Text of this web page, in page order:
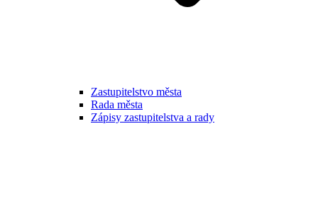
Zastupitelstvo města
Rada města
Zápisy zastupitelstva a rady